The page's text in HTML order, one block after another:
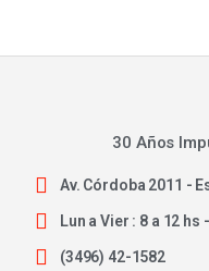
30 Años
Av. Córdoba 2011 -
Lun a Vier : 8 a 12 hs
(3496) 42-1582